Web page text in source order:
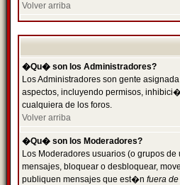
Volver arriba
�Qu� son los Administradores?
Los Administradores son gente
aspectos, incluyendo permisos,
cualquiera de los foros.
Volver arriba
�Qu� son los Moderadores?
Los Moderadores usuarios (o grupos
mensajes, bloquear o desbloquear,
publiquen mensajes que est�n fuera